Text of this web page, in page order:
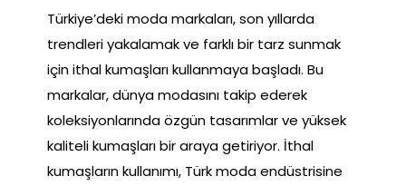
Türkiye’deki moda markaları, son yıllarda
trendleri yakalamak ve farklı bir tarz sunmak
için ithal kumaşları kullanmaya başladı. Bu
markalar, dünya modasını takip ederek
koleksiyonlarında özgün tasarımlar ve yüksek
kaliteli kumaşları bir araya getiriyor. İthal
kumaşların kullanımı, Türk moda endüstrisine